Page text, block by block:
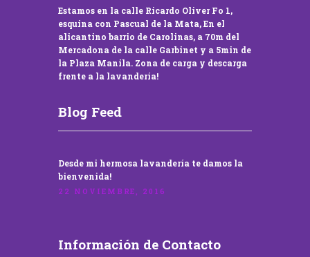
Estamos en la calle Ricardo Oliver Fo 1,
esquina con Pascual de la Mata, En el
alicantino barrio de Carolinas, a 70m del
Mercadona de la calle Garbinet y a 5min de
la Plaza Manila. Zona de carga y descarga
frente a la lavandería!
Blog Feed
Desde mi hermosa lavandería te damos la
bienvenida!
22 NOVIEMBRE, 2016
Información de Contacto